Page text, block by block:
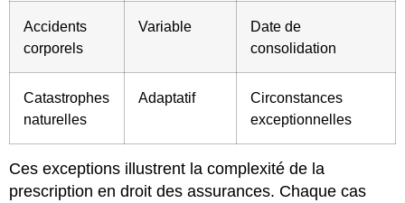
Accidents
corporels
Variable
Date de
consolidation
Catastrophes
naturelles
Adaptatif
Circonstances
exceptionnelles
Ces exceptions illustrent la complexité de la
prescription en droit des assurances. Chaque cas